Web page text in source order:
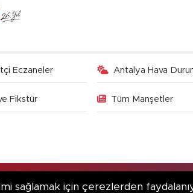
Eczaneler Antalya Hava
Fikstür Tüm Manşetler
© 2025. Her hakkı saklıdır.
sağlamak için çerezlerden